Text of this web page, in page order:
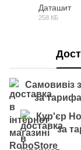
Даташит
258 КБ
за
за